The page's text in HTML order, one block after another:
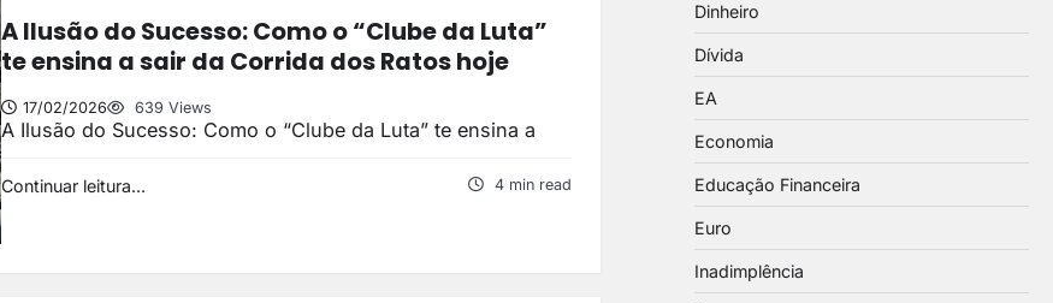
A Ilusão do Sucesso: Como o “Clube da Luta”
te ensina a sair da Corrida dos Ratos hoje
17/02/2026 639 Views
A Ilusão do Sucesso: Como o “Clube da Luta” te ensina a
Continuar leitura... 4 min read
Dinheiro
Dívida
EA
Economia
Educação Financeira
Euro
Inadimplência